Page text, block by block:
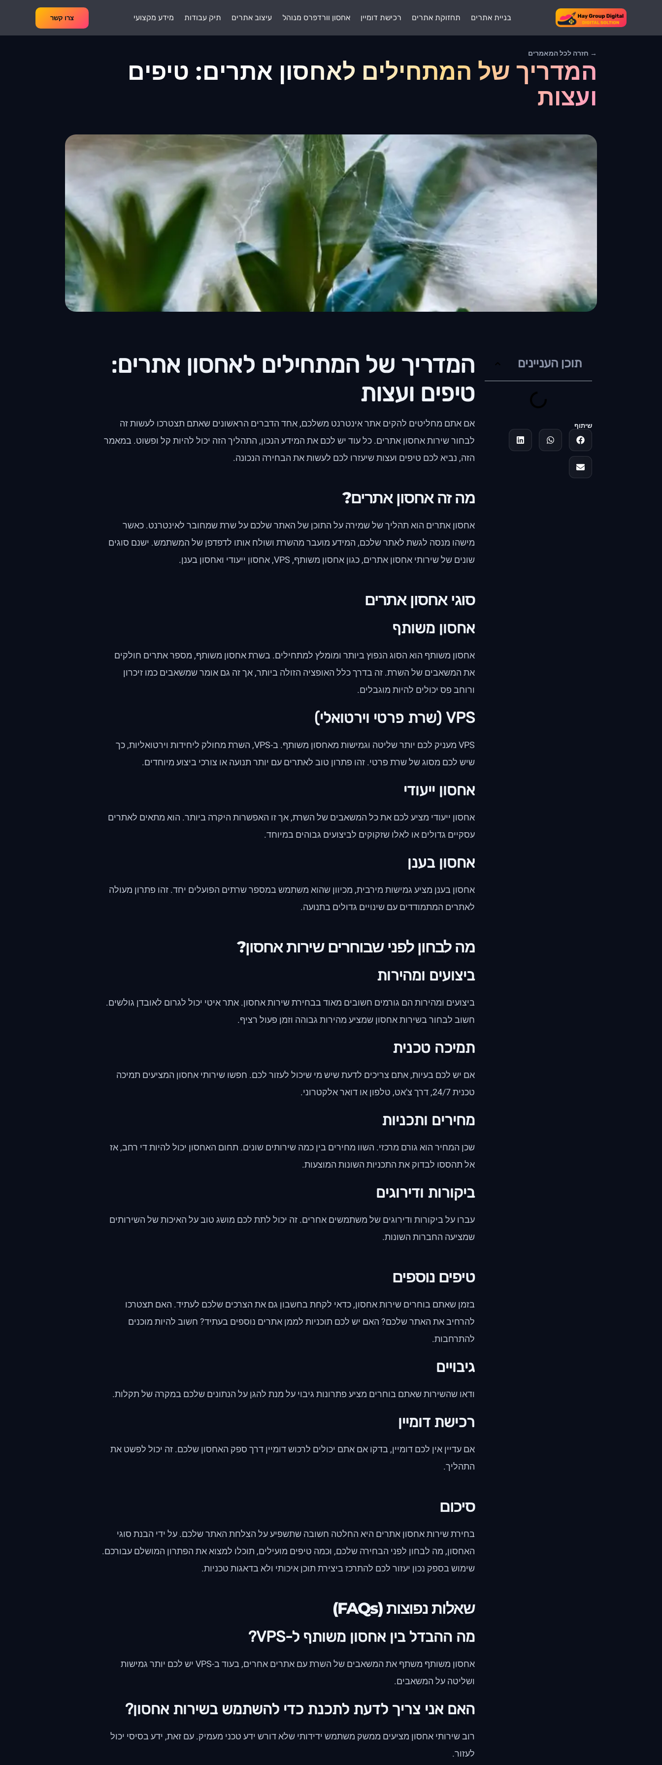
בניית אתרים תחזוקת אתרים רכישת דומיין אחסון וורדפרס מנוהל עיצוב אתרים תיק עבודות מידע מקצועי צרו קשר
→ חזרה לכל המאמרים
המדריך של המתחילים לאחסון אתרים: טיפים
ועצות
תוכן העניינים
שיתוף
המדריך של המתחילים לאחסון אתרים:
טיפים ועצות
אם אתם מחליטים להקים אתר אינטרנט משלכם, אחד הדברים הראשונים שאתם תצטרכו לעשות זה
לבחור שירות אחסון אתרים. כל עוד יש לכם את המידע הנכון, התהליך הזה יכול להיות קל ופשוט. במאמר
הזה, נביא לכם טיפים ועצות שיעזרו לכם לעשות את הבחירה הנכונה.
מה זה אחסון אתרים?
אחסון אתרים הוא תהליך של שמירה על התוכן של האתר שלכם על שרת שמחובר לאינטרנט. כאשר
מישהו מנסה לגשת לאתר שלכם, המידע מועבר מהשרת ושולח אותו לדפדפן של המשתמש. ישנם סוגים
שונים של שירותי אחסון אתרים, כגון אחסון משותף, VPS, אחסון ייעודי ואחסון בענן.
סוגי אחסון אתרים
אחסון משותף
אחסון משותף הוא הסוג הנפוץ ביותר ומומלץ למתחילים. בשרת אחסון משותף, מספר אתרים חולקים
את המשאבים של השרת. זה בדרך כלל האופציה הזולה ביותר, אך זה גם אומר שמשאבים כמו זיכרון
ורוחב פס יכולים להיות מוגבלים.
VPS (שרת פרטי וירטואלי)
VPS מעניק לכם יותר שליטה וגמישות מאחסון משותף. ב-VPS, השרת מחולק ליחידות וירטואליות, כך
שיש לכם מסוג של שרת פרטי. זהו פתרון טוב לאתרים עם יותר תנועה או צורכי ביצוע מיוחדים.
אחסון ייעודי
אחסון ייעודי מציע לכם את כל המשאבים של השרת, אך זו האפשרות היקרה ביותר. הוא מתאים לאתרים
עסקיים גדולים או לאלו שזקוקים לביצועים גבוהים במיוחד.
אחסון בענן
אחסון בענן מציע גמישות מירבית, מכיוון שהוא משתמש במספר שרתים הפועלים יחד. זהו פתרון מעולה
לאתרים המתמודדים עם שינויים גדולים בתנועה.
מה לבחון לפני שבוחרים שירות אחסון?
ביצועים ומהירות
ביצועים ומהירות הם גורמים חשובים מאוד בבחירת שירות אחסון. אתר איטי יכול לגרום לאובדן גולשים.
חשוב לבחור בשירות אחסון שמציע מהירות גבוהה וזמן פעול רציף.
תמיכה טכנית
אם יש לכם בעיות, אתם צריכים לדעת שיש מי שיכול לעזור לכם. חפשו שירותי אחסון המציעים תמיכה
טכנית 24/7, דרך צ'אט, טלפון או דואר אלקטרוני.
מחירים ותכניות
שכן המחיר הוא גורם מרכזי. השוו מחירים בין כמה שירותים שונים. תחום האחסון יכול להיות די רחב, אז
אל תהססו לבדוק את התכניות השונות המוצעות.
ביקורות ודירוגים
עברו על ביקורות ודירוגים של משתמשים אחרים. זה יכול לתת לכם מושג טוב על האיכות של השירותים
שמציעה החברות השונות.
טיפים נוספים
בזמן שאתם בוחרים שירות אחסון, כדאי לקחת בחשבון גם את הצרכים שלכם לעתיד. האם תצטרכו
להרחיב את האתר שלכם? האם יש לכם תוכניות לממן אתרים נוספים בעתיד? חשוב להיות מוכנים
להתרחבות.
גיבויים
ודאו שהשירות שאתם בוחרים מציע פתרונות גיבוי על מנת להגן על הנתונים שלכם במקרה של תקלות.
רכישת דומיין
אם עדיין אין לכם דומיין, בדקו אם אתם יכולים לרכוש דומיין דרך ספק האחסון שלכם. זה יכול לפשט את
התהליך.
סיכום
בחירת שירות אחסון אתרים היא החלטה חשובה שתשפיע על הצלחת האתר שלכם. על ידי הבנת סוגי
האחסון, מה לבחון לפני הבחירה שלכם, וכמה טיפים מועילים, תוכלו למצוא את הפתרון המושלם עבורכם.
שימוש בספק נכון יעזור לכם להתרכז ביצירת תוכן איכותי ולא בדאגות טכניות.
שאלות נפוצות (FAQs)
מה ההבדל בין אחסון משותף ל-VPS?
אחסון משותף משתף את המשאבים של השרת עם אתרים אחרים, בעוד ב-VPS יש לכם יותר גמישות
ושליטה על המשאבים.
האם אני צריך לדעת לתכנת כדי להשתמש בשירות אחסון?
רוב שירותי אחסון מציעים ממשק משתמש ידידותי שלא דורש ידע טכני מעמיק. עם זאת, ידע בסיסי יכול
לעזור.